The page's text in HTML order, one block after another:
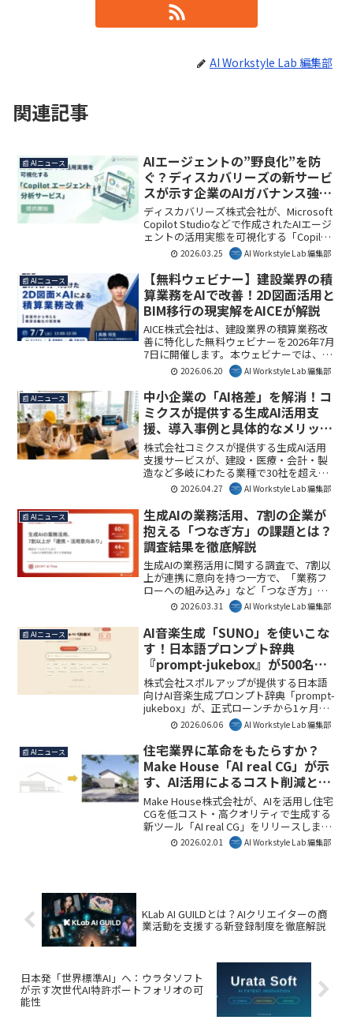
AI Workstyle Lab 編集部
関連記事
📰 AIニュース
AIエージェントの”野良化”を防
ぐ？ディスカバリーズの新サービ
スが示す企業のAIガバナンス強化
の未来
ディスカバリーズ株式会社が、Microsoft
Copilot Studioなどで作成されたAIエージ
ェントの活用実態を可視化する「Copilot
エージェント分析サービス」の提供を開
始しました。本サービスは、組織全体の
AI利用状況をデータで把握し、セキュリ
ティ強化やROI最適化を支援するもので
す。企業がAIを安全かつ効果的に活用す
るための重要な一歩となるでしょう。
2026.03.25 AI Workstyle Lab 編集部
📰 AIニュース
【無料ウェビナー】建設業界の積
算業務をAIで改善！2D図面活用と
BIM移行の現実解をAICEが解説
AICE株式会社は、建設業界の積算業務改
善に特化した無料ウェビナーを2026年7月
7日に開催します。本ウェビナーでは、
BIM移行を見据えつつ、既存の2D図面とAI
を組み合わせた積算自動化の現実解が解
説され、業務効率化と属人化解消への道
筋が示されます。AI Workstyle Lab編集部
としても、建設DXの具体的な一歩として
注目しています。
2026.06.20 AI Workstyle Lab 編集部
📰 AIニュース
中小企業の「AI格差」を解消！コ
ミクスが提供する生成AI活用支
援、導入事例と具体的なメリット
を解説
株式会社コミクスが提供する生成AI活用
支援サービスが、建設・医療・会計・製
造など多岐にわたる業種で30社を超える
導入実績を達成しました。IT人材不足に
悩む中小企業が、低コストで業務効率
化・生産性向上を実現する具体的な方法
が示されています。本サービスは、中小
企業のAI導入障壁を大きく下げる可能性
を秘めていると言えるでしょう。
2026.04.27 AI Workstyle Lab 編集部
📰 AIニュース
生成AIの業務活用、7割の企業が
抱える「つなぎ方」の課題とは？
調査結果を徹底解説
生成AIの業務活用に関する調査で、7割以
上が連携に意向を持つ一方で、「業務フ
ローへの組み込み」など「つなぎ方」に
大きな課題があることが明らかになりま
した。この結果は、AI導入を検討する多
くの企業にとって示唆に富むものです。
本記事では、調査結果の要点を解説し、
AI Workstyle Lab編集部としての見解を述
べます。
2026.03.31 AI Workstyle Lab 編集部
📰 AIニュース
AI音楽生成「SUNO」を使いこな
す！日本語プロンプト辞典
『prompt-jukebox』が500名収
録、その特徴と活用法
株式会社スポルアップが提供する日本語
向けAI音楽生成プロンプト辞典「prompt-
jukebox」が、正式ローンチから1ヶ月で
500名のアーティスト収録を達成しまし
た。これにより、日本のリスナーに馴染
み深い楽曲スタイルでのAI音楽生成がさ
らに容易になります。AI Workstyle Lab編
集部としては、特定言語圏に特化したサ
ービスがAI活用の裾野を広げる一例とし
て注目しています。
2026.06.06 AI Workstyle Lab 編集部
📰 AIニュース
住宅業界に革命をもたらすか？
Make House「AI real CG」が示
す、AI活用によるコスト削減と提
案力向上
Make House株式会社が、AIを活用し住宅
CGを低コスト・高クオリティで生成する
新ツール「AI real CG」をリリースしまし
た。これにより、住宅会社の集客・営業
効率が大幅に改善される可能性がありま
2026.02.01 AI Workstyle Lab 編集部
KLab AI GUILDとは？AIクリエイターの商
業活動を支援する新登録制度を徹底解説
日本発「世界標準AI」へ：ウラタソフト
が示す次世代AI特許ポートフォリオの可
能性